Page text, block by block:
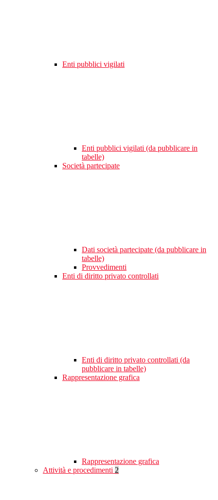
Enti pubblici vigilati
Enti pubblici vigilati (da pubblicare in
tabelle)
Società partecipate
Dati società partecipate (da pubblicare in
tabelle)
Provvedimenti
Enti di diritto privato controllati
Enti di diritto privato controllati (da
pubblicare in tabelle)
Rappresentazione grafica
Rappresentazione grafica
Attività e procedimenti 2